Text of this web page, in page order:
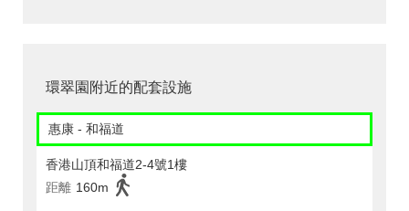
環翠園附近的配套設施
惠康 - 和福道
香港山頂和福道2-4號1樓
距離 160m